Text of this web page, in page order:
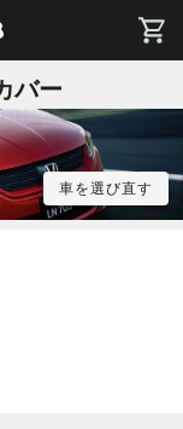
バー
車を選び直す